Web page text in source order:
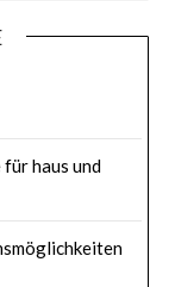
haus und